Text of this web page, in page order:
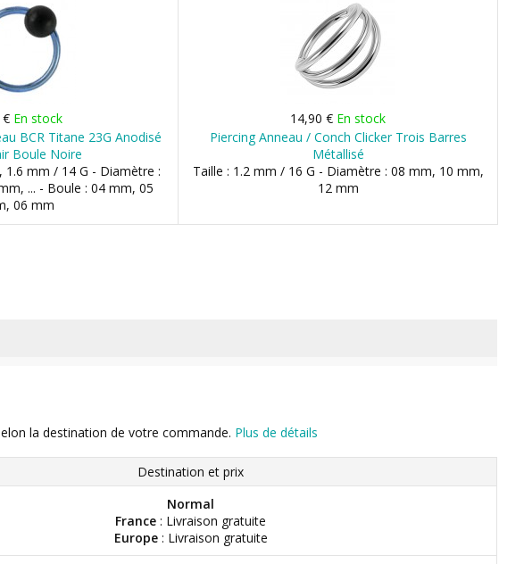
€ En stock
BCR Titane 23G Anodisé
Boule Noire
1.6 mm / 14 G - Diamètre :
... - Boule : 04 mm, 05
06 mm
14,90 € En stock
Piercing Anneau / Conch Clicker Trois Barres
Métallisé
Taille : 1.2 mm / 16 G - Diamètre : 08 mm, 10 mm,
12 mm
la destination de votre commande. Plus de détails
Destination et prix
Normal
France : Livraison gratuite
Europe: Livraison gratuite